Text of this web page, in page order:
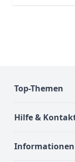
Top-Themen
Hilfe &
Informationen